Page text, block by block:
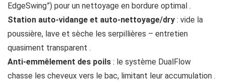
EdgeSwing”) pour un nettoyage en bordure optimal .
Station auto‑vidange et auto‑nettoyage/dry : vide la
poussière, lave et sèche les serpillières – entretien
quasiment transparent .
Anti‑emmêlement des poils : le système DualFlow
chasse les cheveux vers le bac, limitant leur accumulation .